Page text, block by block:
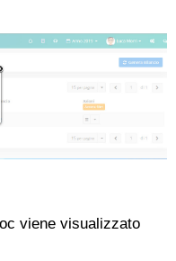
viene visualizzato